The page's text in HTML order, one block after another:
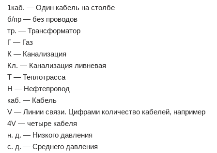
1каб. — Один кабель на столбе
б/пр — без проводов
тр. — Трансформатор
Г — Газ
К — Канализация
Кл. — Канализация ливневая
Т — Теплотрасса
Н — Нефтепровод
каб. — Кабель
V — Линии связи. Цифрами количество кабелей, например
4V — четыре кабеля
н. д. — Низкого давления
с. д. — Среднего давления